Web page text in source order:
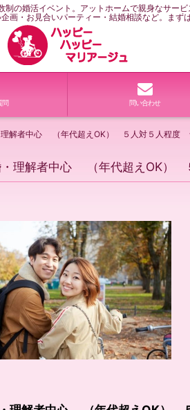
の婚活イベント。アットホームで親身なサー
画・お見合いパーティー・結婚相談など。まず
問 問い合わせ
理解者中心 （年代超えOK） ５人対５人程度
・理解者中心 （年代超えOK